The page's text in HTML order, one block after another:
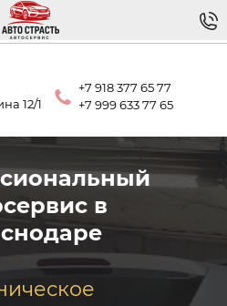
12/1
+7 918 377 65 77
+7 999 633 77 65
в